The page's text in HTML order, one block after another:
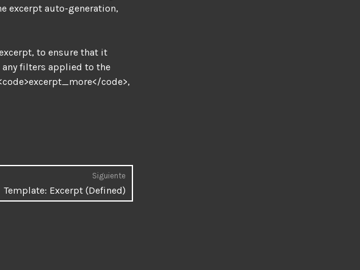
excerpt auto-generation,
to ensure that it
any filters applied to the
code>,
Siguiente
siguiente:
Template: Excerpt (Defined)